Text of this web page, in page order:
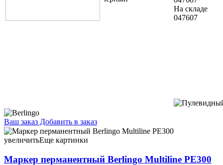
На складе
047607
Ваш заказ Добавить в заказ
Маркер перманентный Berlingo Multiline PE300 зеленый 2,48
106953 черный 2,48 092291
увеличитьЕще картинки
Маркер перманентный Berlingo Multiline PE300